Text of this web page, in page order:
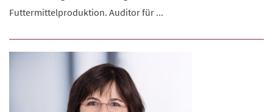
Futtermittelproduktion. Auditor für ...